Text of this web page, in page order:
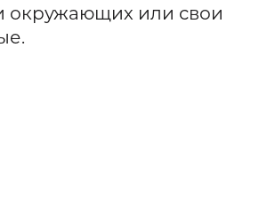
окружающих или свои